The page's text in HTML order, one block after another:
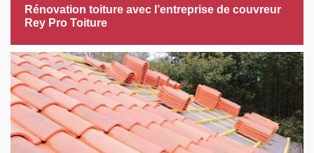
Rénovation toiture avec l’entreprise de couvreur
Rey Pro Toiture